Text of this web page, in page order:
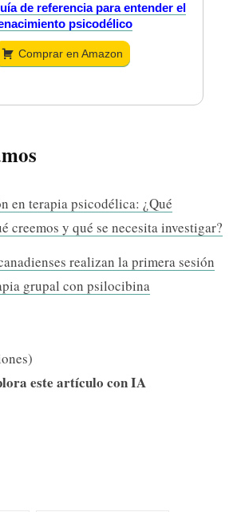
de referencia para entender el
psicodélico
Comprar en Amazon
en terapia psicodélica: ¿Qué
creemos y qué se necesita investigar?
realizan la primera sesión
grupal con psilocibina
este artículo con IA